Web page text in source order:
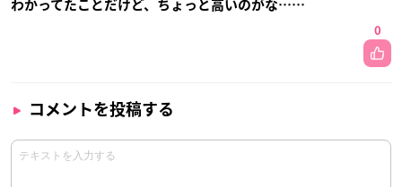
わかってたことだけど、ちょっと高いのがな……
0
コメントを投稿する